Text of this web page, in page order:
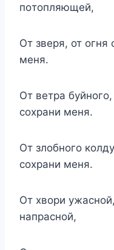
пοтοпляющей,
От зверя, от огня
меня.
От ветра
сохрани меня.
От злобного
сохрани меня.
От хвори
напрасной,